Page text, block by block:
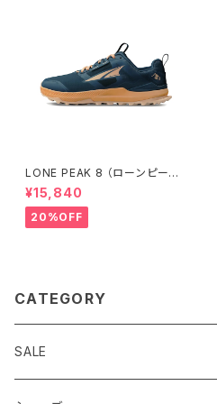
LONE PEAK 8 （ローンピーク
8） ウィメンズ Navy/Coral
¥15,840
20%OFF
CATEGORY
SALE